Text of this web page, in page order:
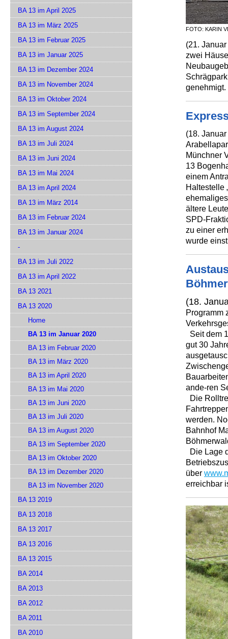
FOTO: KARIN
(21.
zwei
genehmigt.
(18.
Münchner
13
einem
Haltestelle
ältere
SPD-
zu einer
wurde
(18.
Programm
Seit dem
gut 30
ande-ren
Die
werden.
Bahnhof
Die Lage
über
erreichbar
BA 13 im April 2025
BA 13 im März 2025
BA 13 im Februar 2025
BA 13 im Januar 2025
BA 13 im Dezember 2024
BA 13 im November 2024
BA 13 im Oktober 2024
BA 13 im September 2024
BA 13 im August 2024
BA 13 im Juli 2024
BA 13 im Juni 2024
BA 13 im Mai 2024
BA 13 im April 2024
BA 13 im März 2014
BA 13 im Februar 2024
BA 13 im Januar 2024
-
BA 13 im Juli 2022
BA 13 im April 2022
BA 13 2021
BA 13 2020
Home
BA 13 im Januar 2020
BA 13 im Februar 2020
BA 13 im März 2020
BA 13 im April 2020
BA 13 im Mai 2020
BA 13 im Juni 2020
BA 13 im Juli 2020
BA 13 im August 2020
BA 13 im September 2020
BA 13 im Oktober 2020
BA 13 im Dezember 2020
BA 13 im November 2020
BA 13 2019
BA 13 2018
BA 13 2017
BA 13 2016
BA 13 2015
BA 2014
BA 2013
BA 2012
BA 2011
BA 2010